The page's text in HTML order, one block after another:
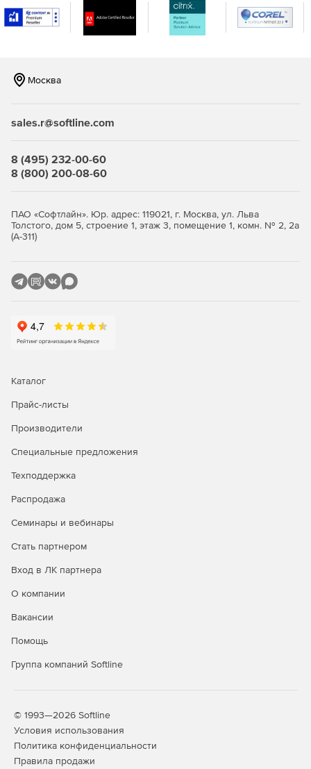
Москва
sales.r@softline.com
8 (495) 232-00-60
8 (800) 200-08-60
ПАО «Софтлайн». Юр. адрес: 119021, г. Москва, ул. Льва
Толстого, дом 5, строение 1, этаж 3, помещение 1, комн. № 2, 2а
(А-311)
Каталог
Прайс-листы
Производители
Специальные предложения
Техподдержка
Распродажа
Семинары и вебинары
Стать партнером
Вход в ЛК партнера
О компании
Вакансии
Помощь
Группа компаний Softline
© 1993—2026 Softline
Условия использования
Политика конфиденциальности
Правила продажи